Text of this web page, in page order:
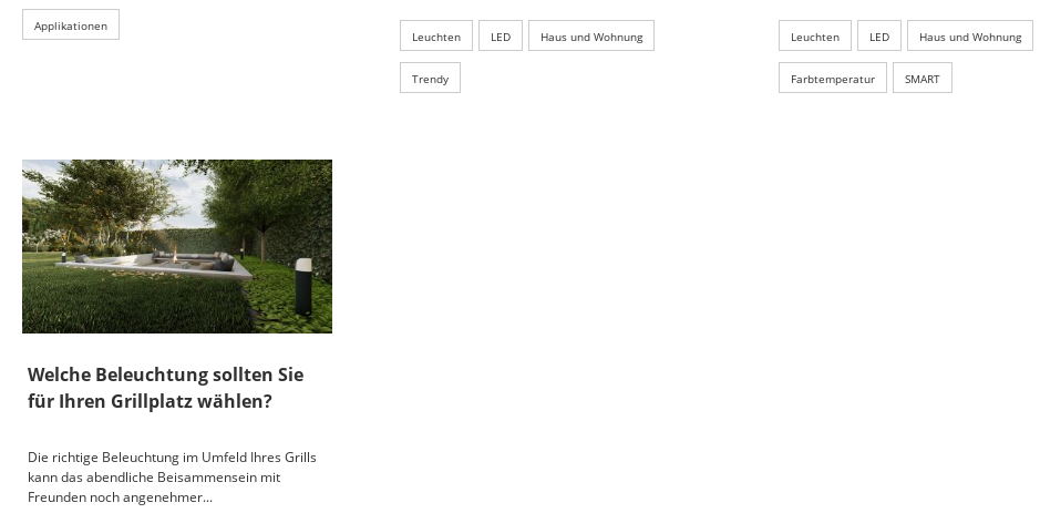
Applikationen
Leuchten LED Haus und Wohnung
Trendy
Leuchten LED Haus und Wohnung
Farbtemperatur SMART
Welche Beleuchtung sollten Sie
für Ihren Grillplatz wählen?
Die richtige Beleuchtung im Umfeld Ihres Grills
kann das abendliche Beisammensein mit
Freunden noch angenehmer...